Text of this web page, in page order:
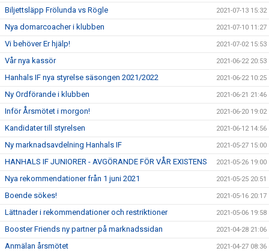
Biljettsläpp Frölunda vs Rögle 2021-07-13 15:32
Nya domarcoacher i klubben 2021-07-10 11:27
Vi behöver Er hjälp! 2021-07-02 15:53
Vår nya kassör 2021-06-22 20:53
Hanhals IF nya styrelse säsongen 2021/2022 2021-06-22 10:25
Ny Ordförande i klubben 2021-06-21 21:46
Inför Årsmötet i morgon! 2021-06-20 19:02
Kandidater till styrelsen 2021-06-12 14:56
Ny marknadsavdelning Hanhals IF 2021-05-27 15:00
HANHALS IF JUNIORER - AVGÖRANDE FÖR VÅR EXISTENS 2021-05-26 19:00
Nya rekommendationer från 1 juni 2021 2021-05-25 20:51
Boende sökes! 2021-05-16 20:17
Lättnader i rekommendationer och restriktioner 2021-05-06 19:58
Booster Friends ny partner på marknadssidan 2021-04-28 21:06
Anmälan årsmötet 2021-04-27 08:36